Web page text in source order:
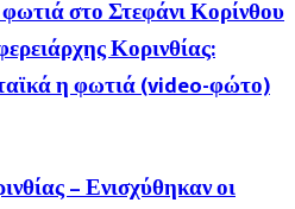
στο Στεφάνι Κορίνθου
Κορινθίας:
η φωτιά (video-φώτο)
– Ενισχύθηκαν οι